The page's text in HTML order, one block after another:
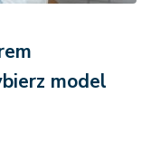
model